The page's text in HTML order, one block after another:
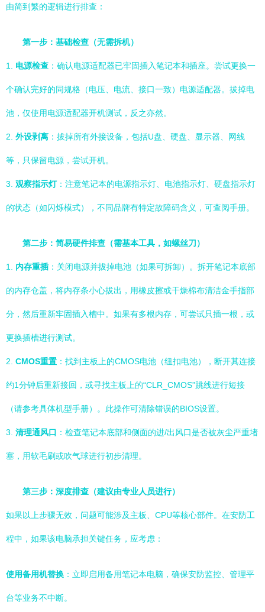
由简到繁的逻辑进行排查：
第一步：基础检查（无需拆机）
1. 电源检查 ：确认电源适配器已牢固插入笔记本和插座。尝试更换一
个确认完好的同规格（电压、电流、接口一致）电源适配器。拔掉电
池，仅使用电源适配器开机测试，反之亦然。
2. 外设剥离 ：拔掉所有外接设备，包括U盘、硬盘、显示器、网线
等，只保留电源，尝试开机。
3. 观察指示灯：注意笔记本的电源指示灯、电池指示灯、硬盘指示灯
的状态（如闪烁模式），不同品牌有特定故障码含义，可查阅手册。
第二步：简易硬件排查（需基本工具，如螺丝刀）
1. 内存重插 ：关闭电源并拔掉电池（如果可拆卸）。拆开笔记本底部
的内存仓盖，将内存条小心拔出，用橡皮擦或干燥棉布清洁金手指部
分，然后重新牢固插入槽中。如果有多根内存，可尝试只插一根，或
更换插槽进行测试。
2. CMOS重置 ：找到主板上的CMOS电池（纽扣电池），断开其连接
约1分钟后重新接回，或寻找主板上的“CLR_CMOS”跳线进行短接
（请参考具体机型手册）。此操作可清除错误的BIOS设置。
3. 清理通风口 ：检查笔记本底部和侧面的进/出风口是否被灰尘严重堵
塞，用软毛刷或吹气球进行初步清理。
第三步：深度排查（建议由专业人员进行）
如果以上步骤无效，问题可能涉及主板、CPU等核心部件。在安防工
程中，如果该电脑承担关键任务，应考虑：
使用备用机替换 ：立即启用备用笔记本电脑，确保安防监控、管理平
台等业务不中断。